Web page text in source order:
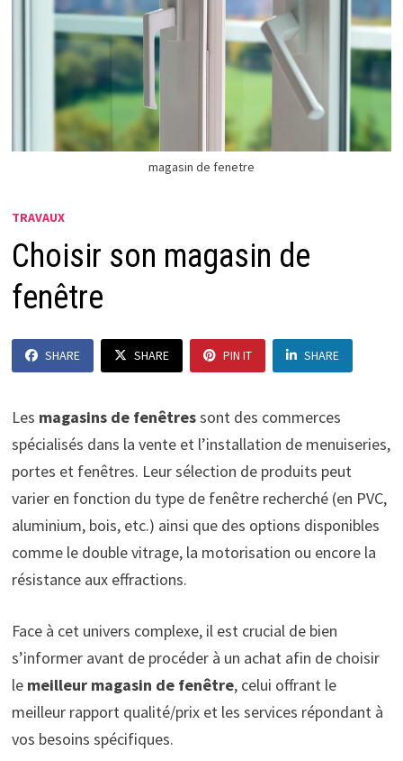
magasin de fenetre
TRAVAUX
Choisir son magasin de
fenêtre
SHARE SHARE PIN IT SHARE
Les magasins de fenêtressont des commerces
spécialisés dans la vente et l’installation de menuiseries,
portes et fenêtres. Leur sélection de produits peut
varier en fonction du type de fenêtre recherché (en PVC,
aluminium, bois, etc.) ainsi que des options disponibles
comme le double vitrage, la motorisation ou encore la
résistance aux effractions.
Face à cet univers complexe, il est crucial de bien
s’informer avant de procéder à un achat afin de choisir
le meilleur magasin de fenêtre, celui offrant le
meilleur rapport qualité/prix et les services répondant à
vos besoins spécifiques.